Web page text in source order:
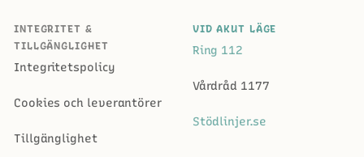
INTEGRITET &
TILLGÄNGLIGHET
Integritetspolicy
Cookies och leverantörer
Tillgänglighet
VID AKUT LÄGE
Ring 112
Vårdråd 1177
Stödlinjer.se